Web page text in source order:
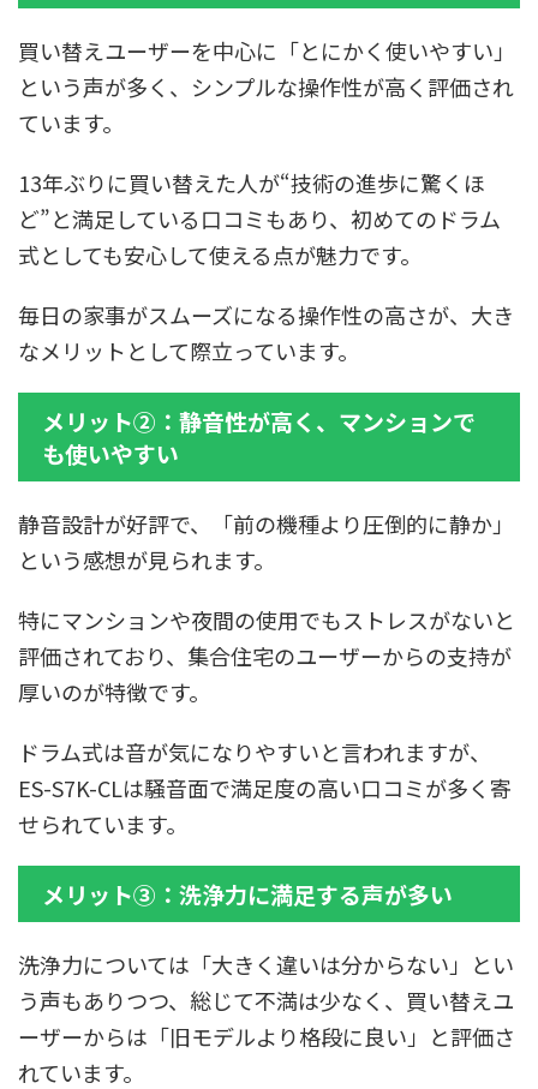
買い替えユーザーを中心に「とにかく使いやすい」
という声が多く、シンプルな操作性が高く評価され
ています。
13年ぶりに買い替えた人が“技術の進歩に驚くほ
ど”と満足している口コミもあり、初めてのドラム
式としても安心して使える点が魅力です。
毎日の家事がスムーズになる操作性の高さが、大き
なメリットとして際立っています。
メリット②：静音性が高く、マンションで
も使いやすい
静音設計が好評で、「前の機種より圧倒的に静か」
という感想が見られます。
特にマンションや夜間の使用でもストレスがないと
評価されており、集合住宅のユーザーからの支持が
厚いのが特徴です。
ドラム式は音が気になりやすいと言われますが、
ES-S7K-CLは騒音面で満足度の高い口コミが多く寄
せられています。
メリット③：洗浄力に満足する声が多い
洗浄力については「大きく違いは分からない」とい
う声もありつつ、総じて不満は少なく、買い替えユ
ーザーからは「旧モデルより格段に良い」と評価さ
れています。